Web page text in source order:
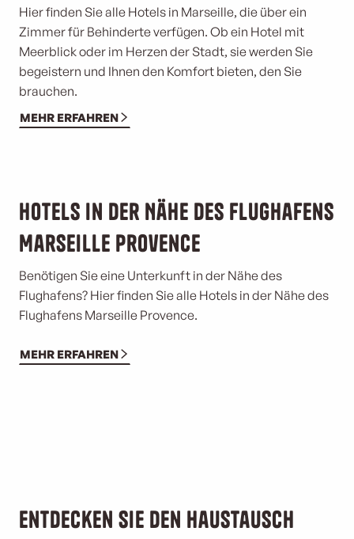
Hier finden Sie alle Hotels in Marseille, die über ein
Zimmer für Behinderte verfügen. Ob ein Hotel mit
Meerblick oder im Herzen der Stadt, sie werden Sie
begeistern und Ihnen den Komfort bieten, den Sie
brauchen.
MEHR ERFAHREN
Hotels in der Nähe des Flughafens
Marseille Provence
Benötigen Sie eine Unterkunft in der Nähe des
Flughafens? Hier finden Sie alle Hotels in der Nähe des
Flughafens Marseille Provence.
MEHR ERFAHREN
Entdecken Sie den Haustausch